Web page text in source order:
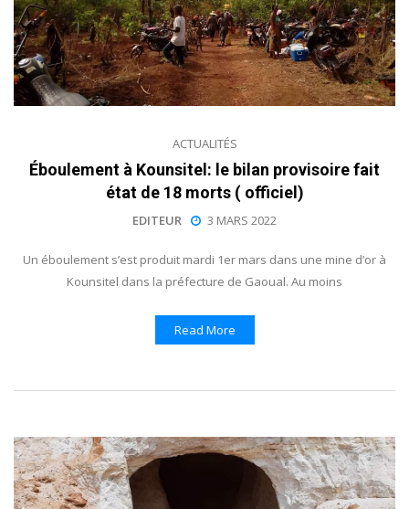
ACTUALITÉS
Éboulement à Kounsitel: le bilan provisoire fait
état de 18 morts ( officiel)
EDITEUR 3 MARS 2022
Un éboulement s’est produit mardi 1er mars dans une mine d’or à
Kounsitel dans la préfecture de Gaoual. Au moins
Read More